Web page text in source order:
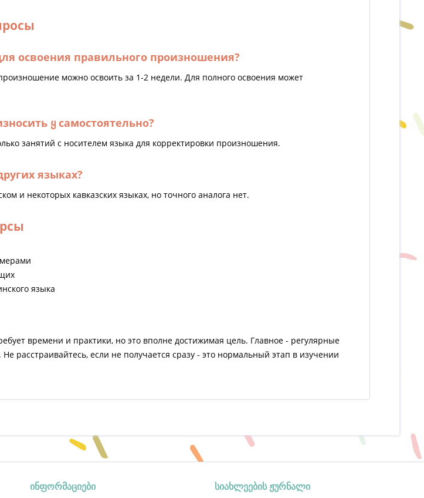
освоения правильного произношения?
можно освоить за 1-2 недели. Для полного освоения может
ყ самостоятельно?
занятий с носителем языка для корректировки произношения.
языках?
и некоторых кавказских языках, но точного аналога нет.
языка
времени и практики, но это вполне достижимая цель. Главное - регулярные
расстраивайтесь, если не получается сразу - это нормальный этап в изучении
ინფორმაციები სიახლეების ჟურნალი